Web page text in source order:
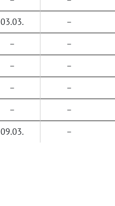
03.03. –
– –
– –
– –
– –
09.03. –